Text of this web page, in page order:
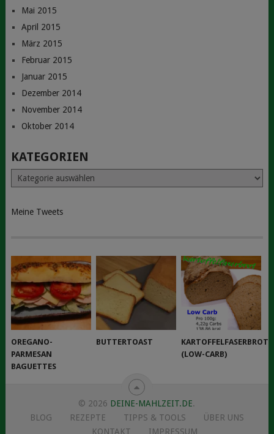
Mai 2015
April 2015
März 2015
Februar 2015
Januar 2015
Dezember 2014
November 2014
Oktober 2014
KATEGORIEN
Kategorien
Meine Tweets
OREGANO-
PARMESAN
BAGUETTES
BUTTERTOAST
KARTOFFELFASERBROT
(LOW-CARB)
© 2026 DEINE-MAHLZEIT.DE.
BLOG
REZEPTE TIPPS & TOOLS
ÜBER UNS
KONTAKT
IMPRESSUM